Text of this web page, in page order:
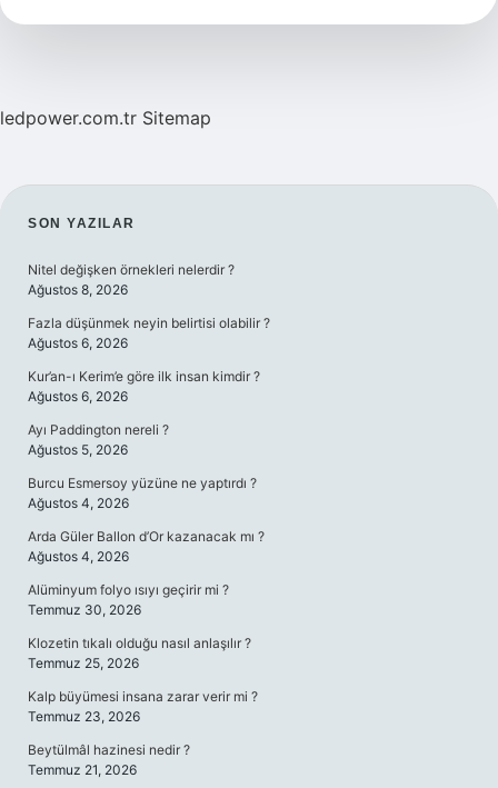
okuyan
ledpower.com.tr Sitemap
SIDEBAR
SON YAZILAR
Nitel değişken örnekleri nelerdir ?
Ağustos 8, 2026
Fazla düşünmek neyin belirtisi olabilir ?
Ağustos 6, 2026
Kur’an-ı Kerim’e göre ilk insan kimdir ?
Ağustos 6, 2026
Ayı Paddington nereli ?
Ağustos 5, 2026
Burcu Esmersoy yüzüne ne yaptırdı ?
Ağustos 4, 2026
Arda Güler Ballon d’Or kazanacak mı ?
Ağustos 4, 2026
Alüminyum folyo ısıyı geçirir mi ?
Temmuz 30, 2026
Klozetin tıkalı olduğu nasıl anlaşılır ?
Temmuz 25, 2026
Kalp büyümesi insana zarar verir mi ?
Temmuz 23, 2026
Beytülmâl hazinesi nedir ?
Temmuz 21, 2026